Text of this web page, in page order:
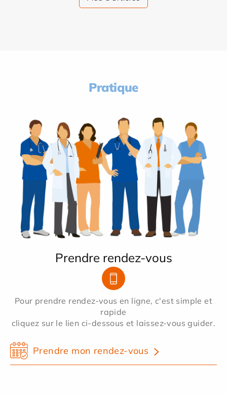
Pratique
Prendre rendez-vous
Pour prendre rendez-vous en ligne, c'est simple et
rapide
cliquez sur le lien ci-dessous et laissez-vous guider.
Prendre mon rendez-vous